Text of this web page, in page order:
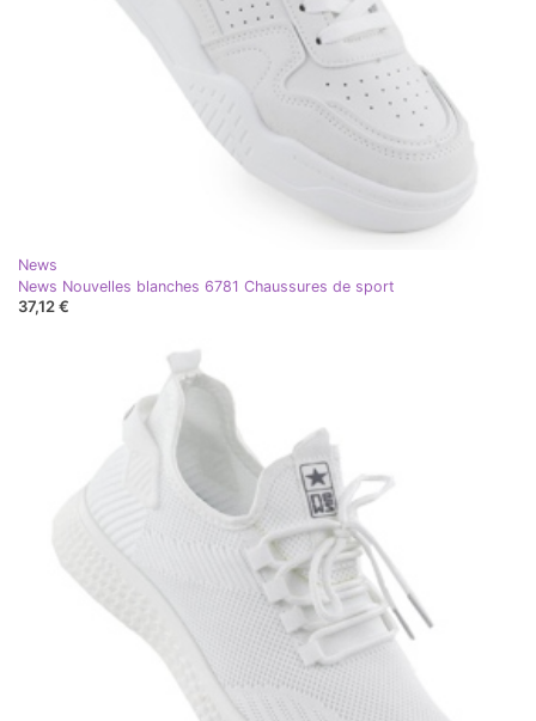
News
News Nouvelles blanches 6781 Chaussures de sport
37,12 €